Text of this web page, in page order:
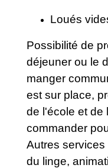
Loués
Possibilité de
déjeuner ou le
manger
est sur place,
de l'école et de
commander
Autres
du linge,